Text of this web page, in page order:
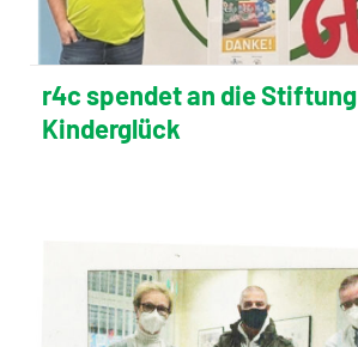
r4c spendet an die Stiftung
Kinderglück